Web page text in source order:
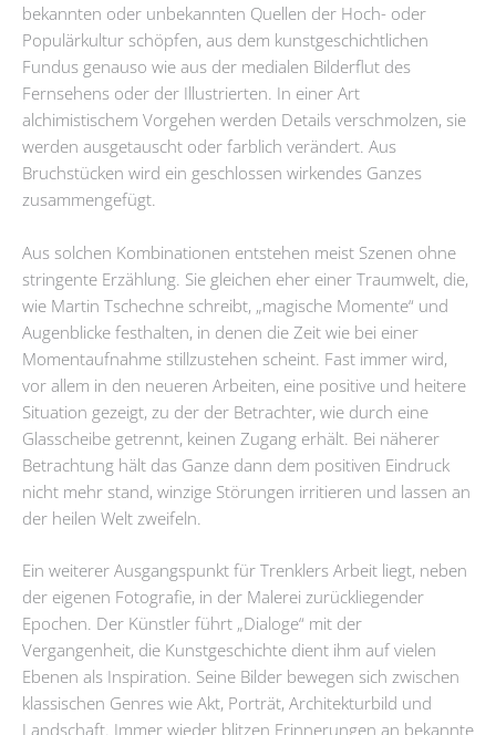
bekannten oder unbekannten Quellen der Hoch- oder
Populärkultur schöpfen, aus dem kunstgeschichtlichen
Fundus genauso wie aus der medialen Bilderflut des
Fernsehens oder der Illustrierten. In einer Art
alchimistischem Vorgehen werden Details verschmolzen, sie
werden ausgetauscht oder farblich verändert. Aus
Bruchstücken wird ein geschlossen wirkendes Ganzes
zusammengefügt.
Aus solchen Kombinationen entstehen meist Szenen ohne
stringente Erzählung. Sie gleichen eher einer Traumwelt, die,
wie Martin Tschechne schreibt, „magische Momente“ und
Augenblicke festhalten, in denen die Zeit wie bei einer
Momentaufnahme stillzustehen scheint. Fast immer wird,
vor allem in den neueren Arbeiten, eine positive und heitere
Situation gezeigt, zu der der Betrachter, wie durch eine
Glasscheibe getrennt, keinen Zugang erhält. Bei näherer
Betrachtung hält das Ganze dann dem positiven Eindruck
nicht mehr stand, winzige Störungen irritieren und lassen an
der heilen Welt zweifeln.
Ein weiterer Ausgangspunkt für Trenklers Arbeit liegt, neben
der eigenen Fotografie, in der Malerei zurückliegender
Epochen. Der Künstler führt „Dialoge“ mit der
Vergangenheit, die Kunstgeschichte dient ihm auf vielen
Ebenen als Inspiration. Seine Bilder bewegen sich zwischen
klassischen Genres wie Akt, Porträt, Architekturbild und
Landschaft. Immer wieder blitzen Erinnerungen an bekannte